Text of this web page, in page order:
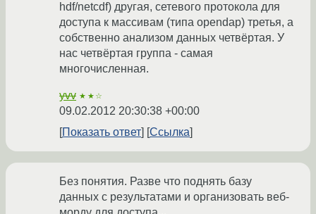
hdf/netcdf) другая, сетевого протокола для
доступа к массивам (типа opendap) третья, а
собственно анализом данных четвёртая. У
нас четвёртая группа - самая
многочисленная.
yvv ★★☆
09.02.2012 20:30:38 +00:00
Показать ответ
Ссылка
Без понятия. Разве что поднять базу
данных с результатами и организовать веб-